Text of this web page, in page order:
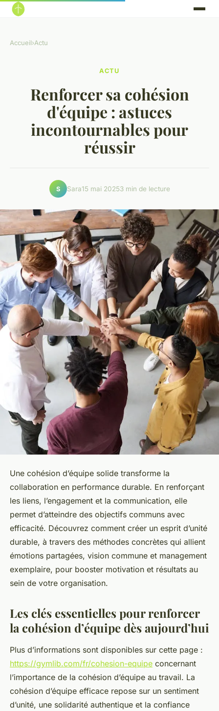
Accueil›Actu
ACTU
Renforcer sa cohésion
d'équipe : astuces
incontournables pour
réussir
S Sara15 mai 20253 min de lecture
Une cohésion d’équipe solide transforme la
collaboration en performance durable. En renforçant
les liens, l’engagement et la communication, elle
permet d’atteindre des objectifs communs avec
efficacité. Découvrez comment créer un esprit d’unité
durable, à travers des méthodes concrètes qui allient
émotions partagées, vision commune et management
exemplaire, pour booster motivation et résultats au
sein de votre organisation.
Les clés essentielles pour renforcer
la cohésion d’équipe dès aujourd’hui
Plus d’informations sont disponibles sur cette page :
https://gymlib.com/fr/cohesion-equipe concernant
l’importance de la cohésion d’équipe au travail. La
cohésion d’équipe efficace repose sur un sentiment
d’unité, une solidarité authentique et la confiance